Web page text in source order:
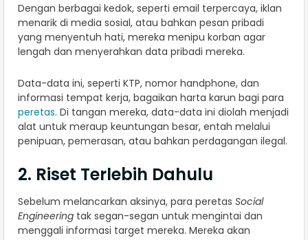
Dengan berbagai kedok, seperti email terpercaya, iklan
menarik di media sosial, atau bahkan pesan pribadi
yang menyentuh hati, mereka menipu korban agar
lengah dan menyerahkan data pribadi mereka.
Data-data ini, seperti KTP, nomor handphone, dan
informasi tempat kerja, bagaikan harta karun bagi para
peretas. Di tangan mereka, data-data ini diolah menjadi
alat untuk meraup keuntungan besar, entah melalui
penipuan, pemerasan, atau bahkan perdagangan ilegal.
2. Riset Terlebih Dahulu
Sebelum melancarkan aksinya, para peretas Social
Engineering tak segan-segan untuk mengintai dan
menggali informasi target mereka. Mereka akan